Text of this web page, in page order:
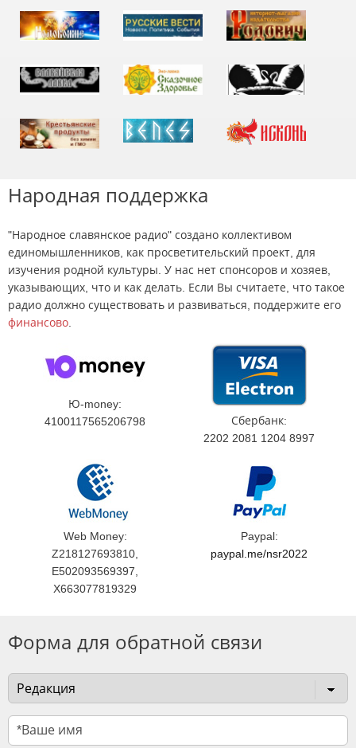
Народная поддержка
"Народное славянское радио" создано коллективом
единомышленников, как просветительский проект, для
изучения родной культуры. У нас нет спонсоров и хозяев,
указывающих, что и как делать. Если Вы считаете, что такое
радио должно существовать и развиваться, поддержите его
финансово.
Ю-money:
4100117565206798
Сбербанк:
2202 2081 1204 8997
Web Money:
Z218127693810,
E502093569397,
X663077819329
Paypal:
paypal.me/nsr2022
Форма для обратной связи